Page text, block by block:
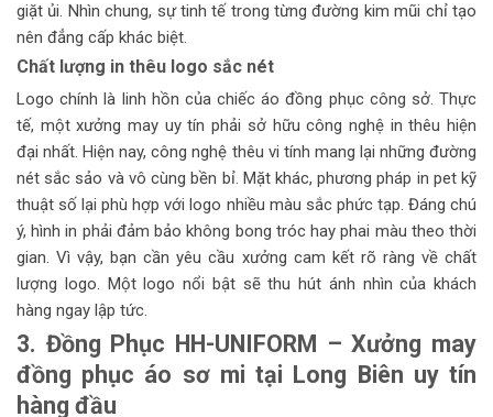
giặt ủi. Nhìn chung, sự tinh tế trong từng đường kim mũi chỉ tạo
nên đẳng cấp khác biệt.
Chất lượng in thêu logo sắc nét
Logo chính là linh hồn của chiếc áo đồng phục công sở. Thực
tế, một xưởng may uy tín phải sở hữu công nghệ in thêu hiện
đại nhất. Hiện nay, công nghệ thêu vi tính mang lại những đường
nét sắc sảo và vô cùng bền bỉ. Mặt khác, phương pháp in pet kỹ
thuật số lại phù hợp với logo nhiều màu sắc phức tạp. Đáng chú
ý, hình in phải đảm bảo không bong tróc hay phai màu theo thời
gian. Vì vậy, bạn cần yêu cầu xưởng cam kết rõ ràng về chất
lượng logo. Một logo nổi bật sẽ thu hút ánh nhìn của khách
hàng ngay lập tức.
3. Đồng Phục HH-UNIFORM – Xưởng may
đồng phục áo sơ mi tại Long Biên uy tín
hàng đầu